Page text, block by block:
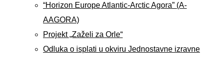
“Horizon Europe Atlantic-Arctic Agora” (A-
AAGORA)
Projekt „Zaželi za Orle“
Odluka o isplati u okviru Jednostavne izravne